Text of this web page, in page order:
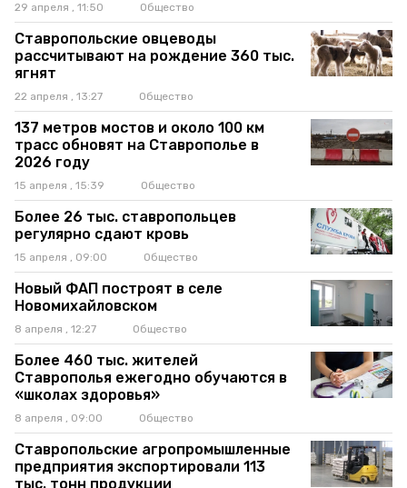
29 апреля , 11:50 Общество
Ставропольские овцеводы
рассчитывают на рождение 360 тыс.
ягнят
22 апреля , 13:27 Общество
137 метров мостов и около 100 км
трасс обновят на Ставрополье в
2026 году
15 апреля , 15:39 Общество
Более 26 тыс. ставропольцев
регулярно сдают кровь
15 апреля , 09:00 Общество
Новый ФАП построят в селе
Новомихайловском
8 апреля , 12:27 Общество
Более 460 тыс. жителей
Ставрополья ежегодно обучаются в
«школах здоровья»
8 апреля , 09:00 Общество
Ставропольские агропромышленные
предприятия экспортировали 113
тыс. тонн продукции